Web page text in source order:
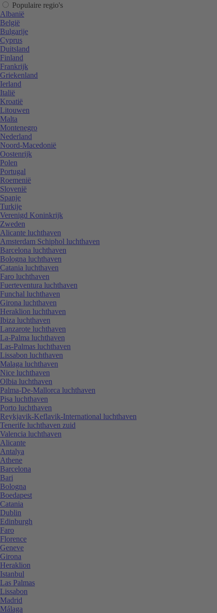
Populaire regio's
Albanië
België
Bulgarije
Cyprus
Duitsland
Finland
Frankrijk
Griekenland
Ierland
Italië
Kroatië
Litouwen
Malta
Montenegro
Nederland
Noord-Macedonië
Oostenrijk
Polen
Portugal
Roemenië
Slovenië
Spanje
Turkije
Verenigd Koninkrijk
Zweden
Alicante luchthaven
Amsterdam Schiphol luchthaven
Barcelona luchthaven
Bologna luchthaven
Catania luchthaven
Faro luchthaven
Fuerteventura luchthaven
Funchal luchthaven
Girona luchthaven
Heraklion luchthaven
Ibiza luchthaven
Lanzarote luchthaven
La-Palma luchthaven
Las-Palmas luchthaven
Lissabon luchthaven
Malaga luchthaven
Nice luchthaven
Olbia luchthaven
Palma-De-Mallorca luchthaven
Pisa luchthaven
Porto luchthaven
Reykjavik-Keflavik-International luchthaven
Tenerife luchthaven zuid
Valencia luchthaven
Alicante
Antalya
Athene
Barcelona
Bari
Bologna
Boedapest
Catania
Dublin
Edinburgh
Faro
Florence
Geneve
Girona
Heraklion
Istanbul
Las Palmas
Lissabon
Madrid
Málaga